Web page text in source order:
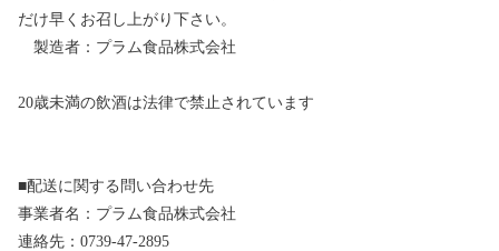
だけ早くお召し上がり下さい。
製造者：プラム食品株式会社
20歳未満の飲酒は法律で禁止されています
■配送に関する問い合わせ先
事業者名：プラム食品株式会社
連絡先：0739-47-2895